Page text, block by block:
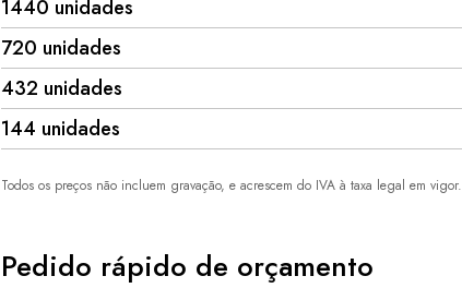
1440 unidades
720 unidades
432 unidades
144 unidades
Todos os preços não incluem gravação, e acrescem do IVA à taxa legal em vigor.
Pedido rápido de orçamento